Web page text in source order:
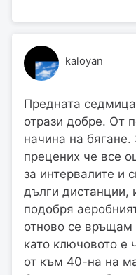
kaloyan
Предната
отрази добре. От
начина на бягане.
прецених че все
за интервалите и
дълги
подобря
отново се връщам
като ключовото е
от към 40-на на